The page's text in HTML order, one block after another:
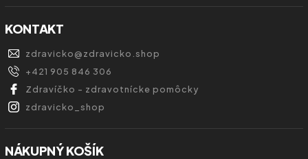
KONTAKT
zdravicko@zdravicko.shop
+421 905 846 306
Zdravíčko - zdravotnícke pomôcky
zdravicko_shop
NÁKUPNÝ KOŠÍK